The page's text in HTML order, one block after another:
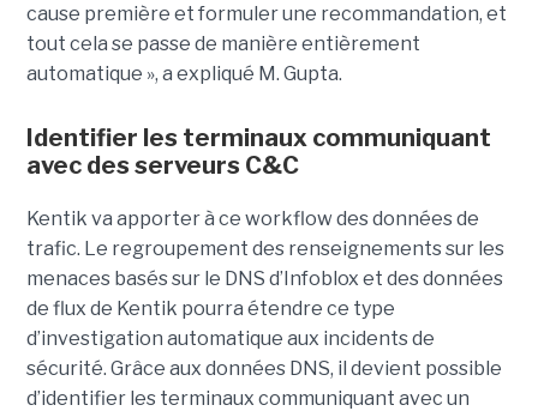
cause première et formuler une recommandation, et
tout cela se passe de manière entièrement
automatique », a expliqué M. Gupta.
Identifier les terminaux communiquant
avec des serveurs C&C
Kentik va apporter à ce workflow des données de
trafic. Le regroupement des renseignements sur les
menaces basés sur le DNS d’Infoblox et des données
de flux de Kentik pourra étendre ce type
d’investigation automatique aux incidents de
sécurité. Grâce aux données DNS, il devient possible
d’identifier les terminaux communiquant avec un